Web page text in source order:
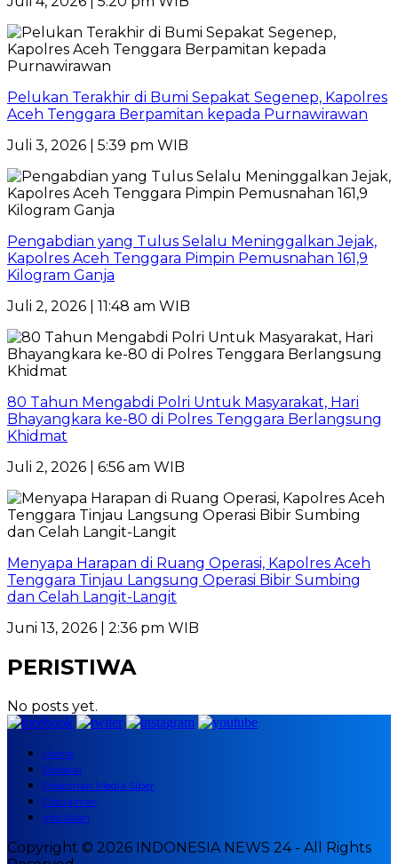
Pelukan Terakhir di Bumi Sepakat Segenep, Kapolres
Aceh Tenggara Berpamitan kepada Purnawirawan
Juli 3, 2026 | 5:39 pm WIB
Pengabdian yang Tulus Selalu Meninggalkan Jejak,
Kapolres Aceh Tenggara Pimpin Pemusnahan 161,9
Kilogram Ganja
Juli 2, 2026 | 11:48 am WIB
80 Tahun Mengabdi Polri Untuk Masyarakat, Hari
Bhayangkara ke-80 di Polres Tenggara Berlangsung
Khidmat
Juli 2, 2026 | 6:56 am WIB
Menyapa Harapan di Ruang Operasi, Kapolres Aceh
Tenggara Tinjau Langsung Operasi Bibir Sumbing
dan Celah Langit-Langit
Juni 13, 2026 | 2:36 pm WIB
PERISTIWA
No posts yet.
Home
Redaksi
Pedoman Media Siber
Disclaimer
Info Iklan
Copyright © 2026 INDONESIA NEWS 24 - All Rights